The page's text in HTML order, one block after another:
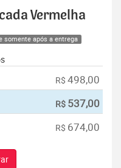
Vermelha
somente após a entrega
R$ 498,00
R$ 537,00
R$ 674,00